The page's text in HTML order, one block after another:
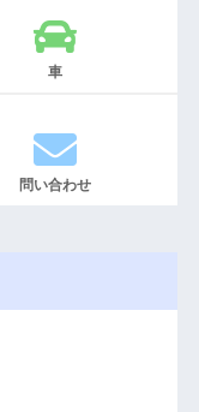
車
問い合わせ